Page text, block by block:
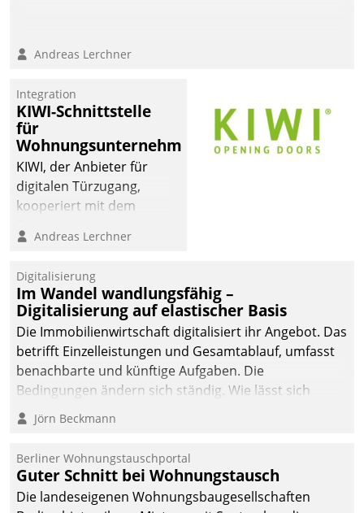
Andreas Lerchner
Integration
KIWI-Schnittstelle
für
Wohnungsunternehmen
KIWI, der Anbieter für
digitalen Türzugang,
kooperiert mit dem
Softwareentwicklungshaus
Andreas Lerchner
Digitalisierung
Im Wandel wandlungsfähig –
Digitalisierung auf elastischer Basis
Die Immobilienwirtschaft digitalisiert ihr Angebot. Das
betrifft Einzelleistungen und Gesamtablauf, umfasst
benachbarte und künftige Aufgaben. Die
Bedingungen ändern sich ständig. Wie lässt sich
technisch die Kontrolle wahren und zugleich Freiraum
fürs Wachsen öffnen?
Jörn Beckmann
Berliner Wohnungstauschportal
Guter Schnitt bei Wohnungstausch
Die landeseigenen Wohnungsbaugesellschaften